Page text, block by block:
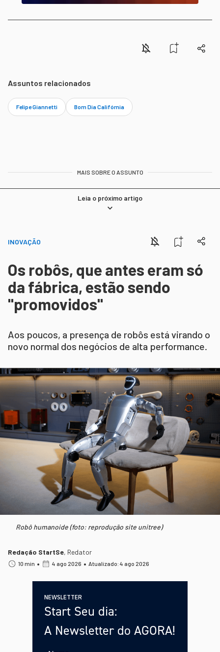
Assuntos relacionados
Felipe Giannetti Bom Dia Califórnia
MAIS SOBRE O ASSUNTO
Leia o próximo artigo
INOVAÇÃO
Os robôs, que antes eram só
da fábrica, estão sendo
"promovidos"
Aos poucos, a presença de robôs está virando o
novo normal dos negócios de alta performance.
Robô humanoide (foto: reprodução site unitree)
Redação StartSe, Redator
10 min • 4 ago 2026 • Atualizado: 4 ago 2026
NEWSLETTER
Start Seu dia:
A Newsletter do AGORA!